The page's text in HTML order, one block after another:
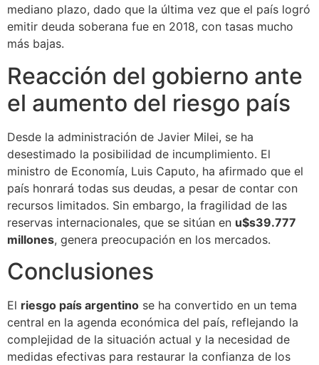
mediano plazo, dado que la última vez que el país logró
emitir deuda soberana fue en 2018, con tasas mucho
más bajas.
Reacción del gobierno ante
el aumento del riesgo país
Desde la administración de Javier Milei, se ha
desestimado la posibilidad de incumplimiento. El
ministro de Economía, Luis Caputo, ha afirmado que el
país honrará todas sus deudas, a pesar de contar con
recursos limitados. Sin embargo, la fragilidad de las
reservas internacionales, que se sitúan en u$s39.777
millones, genera preocupación en los mercados.
Conclusiones
El riesgo país argentino se ha convertido en un tema
central en la agenda económica del país, reflejando la
complejidad de la situación actual y la necesidad de
medidas efectivas para restaurar la confianza de los